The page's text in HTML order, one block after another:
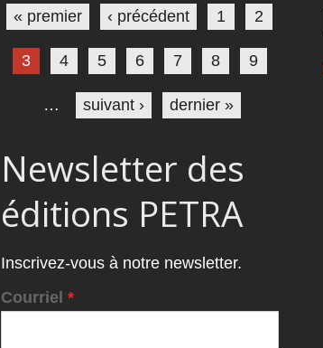
« premier ‹ précédent 1 2
3 4 5 6 7 8 9
… suivant › dernier »
Newsletter des
éditions PETRA
Inscrivez-vous à notre newsletter.
Courriel *